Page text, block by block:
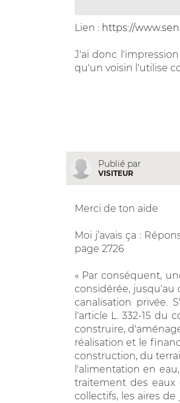
Lien : https://
J'ai donc
qu'un voisin l'utilise
Publié par
VISITEUR
Merci de ton aide
Moi j’avais ça :
page 2726
« Par conséquent,
considérée,
canalisation privée.
l'article L. 332-15
construire,
réalisation et le
construction, du
l'alimentation en
traitement des eaux
collectifs, les aires